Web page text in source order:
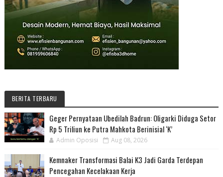
BERITA TERBARU
Geger Pernyataan Ubedilah Badrun: Oligarki Diduga Setor
Rp 5 Triliun ke Putra Mahkota Berinisial ‘K’
Admin Oposisi Aug 08, 2026
Kemnaker Transformasi Balai K3 Jadi Garda Terdepan
Pencegahan Kecelakaan Kerja